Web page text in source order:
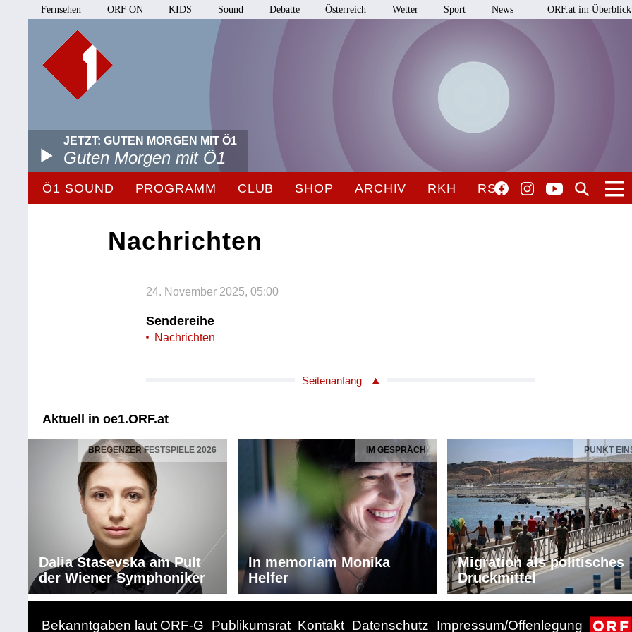
Fernsehen ORF ON KIDS Sound Debatte Österreich Wetter Sport News ORF.at im Überblick
JETZT: GUTEN MORGEN MIT Ö1
Guten Morgen mit Ö1
Ö1 SOUND PROGRAMM CLUB SHOP ARCHIV RKH RSO
Nachrichten
24. November 2025, 05:00
Sendereihe
Nachrichten
Seitenanfang
Aktuell in oe1.ORF.at
BREGENZER FESTSPIELE 2026
Dalia Stasevska am Pult
der Wiener Symphoniker
IM GESPRÄCH
In memoriam Monika
Helfer
PUNKT
Migration als politisches
Druckmittel
Bekanntgaben laut ORF-G Publikumsrat Kontakt Datenschutz Impressum/Offenlegung